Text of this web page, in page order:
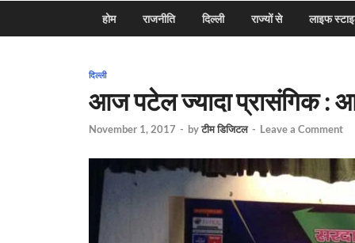
होम राजनीति दिल्ली राज्यों से लाइफ
दिल्ली
आज पटेल ज्यादा प्रासंगिक :
November 1, 2017 - byटीम डिजिटल - Leave a Comment